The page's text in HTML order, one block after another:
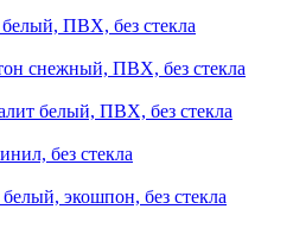
ПВХ, без стекла
снежный, ПВХ, без стекла
белый, ПВХ, без стекла
без стекла
экошпон, без стекла